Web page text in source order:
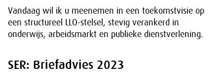
Vandaag wil ik u meenemen in een toekomstvisie op
een structureel LLO-stelsel, stevig verankerd in
onderwijs, arbeidsmarkt en publieke dienstverlening.
SER: Briefadvies 2023